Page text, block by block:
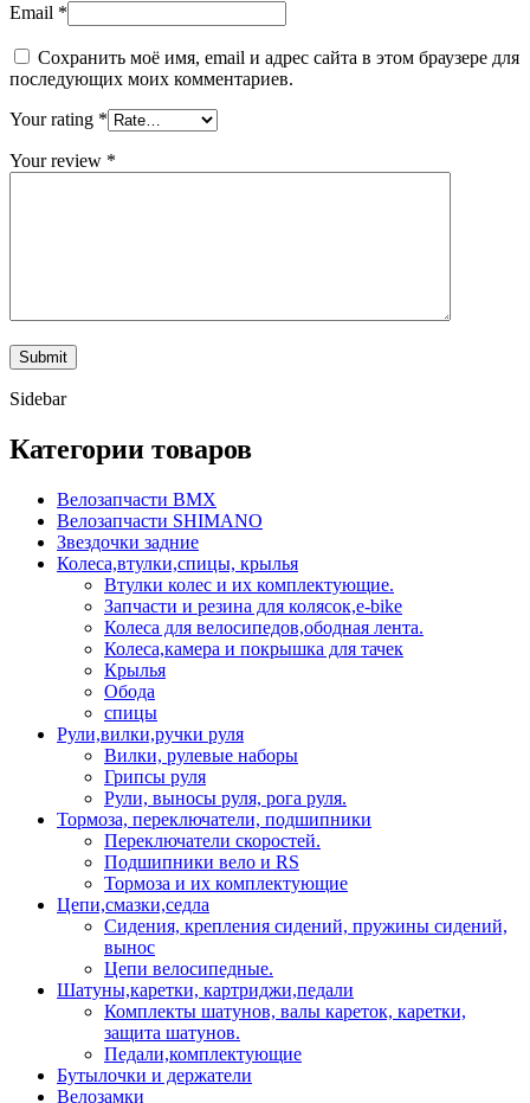
Email *
Сохранить моё имя, email и адрес сайта в этом браузере для
последующих моих комментариев.
Your rating *
Your review *
Sidebar
Категории товаров
Велозапчасти BMX
Велозапчасти SHIMANO
Звездочки задние
Колеса,втулки,спицы, крылья
Втулки колес и их комплектующие.
Запчасти и резина для колясок,e-bike
Колеса для велосипедов,ободная лента.
Колеса,камера и покрышка для тачек
Крылья
Обода
спицы
Рули,вилки,ручки руля
Вилки, рулевые наборы
Грипсы руля
Рули, выносы руля, рога руля.
Тормоза, переключатели, подшипники
Переключатели скоростей.
Подшипники вело и RS
Тормоза и их комплектующие
Цепи,смазки,седла
Сидения, крепления сидений, пружины сидений,
вынос
Цепи велосипедные.
Шатуны,каретки, картриджи,педали
Комплекты шатунов, валы кареток, каретки,
защита шатунов.
Педали,комплектующие
Бутылочки и держатели
Велозамки